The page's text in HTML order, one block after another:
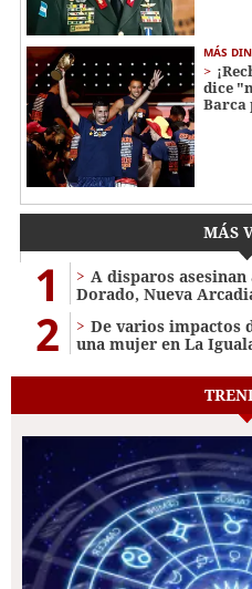
MÁS
dice
Barca
MÁS
1
A disparos
Dorado, Nueva
2
De varios impactos
una mujer en La